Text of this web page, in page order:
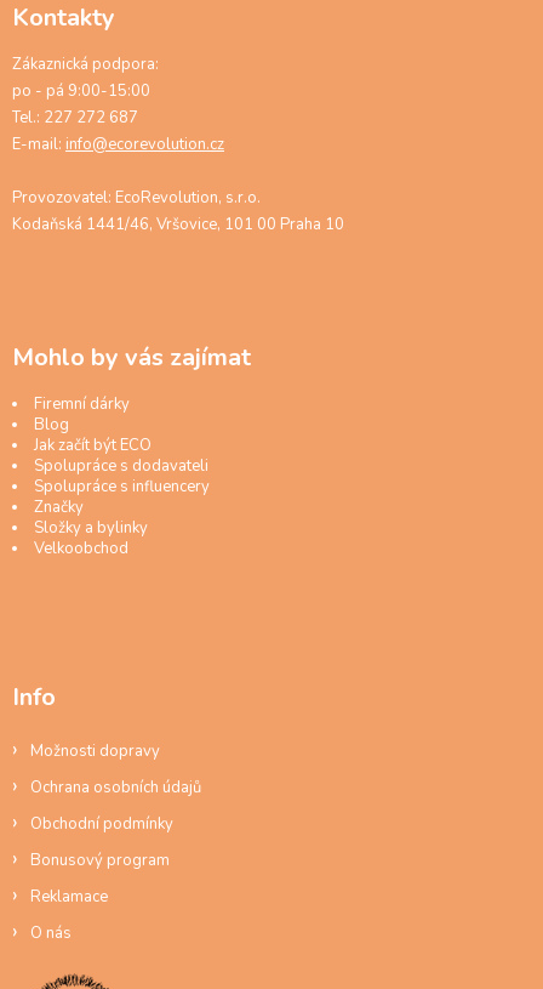
Kontakty
Zákaznická podpora:
po - pá 9:00-15:00
Tel.: 227 272 687
E-mail: info@ecorevolution.cz
Provozovatel: EcoRevolution, s.r.o.
Kodaňská 1441/46, Vršovice, 101 00 Praha 10
Mohlo by vás zajímat
Firemní dárky
Blog
Jak začít být ECO
Spolupráce s dodavateli
Spolupráce s influencery
Značky
Složky a bylinky
Velkoobchod
Info
Možnosti dopravy
Ochrana osobních údajů
Obchodní podmínky
Bonusový program
Reklamace
O nás